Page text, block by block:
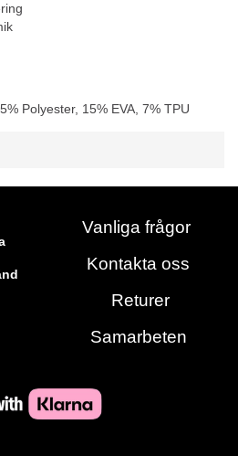
Polyester, 15% EVA, 7% TPU
Vanliga frågor
Kontakta oss
Returer
Samarbeten